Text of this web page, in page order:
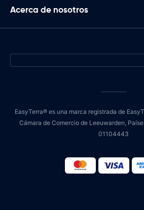
Acerca de nosotros
EasyTerra® es una marca registrada de
Cámara de Comercio de Leeuwarden,
01104443